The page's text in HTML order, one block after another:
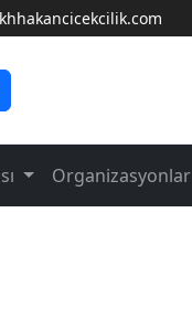
Organizasyonlar